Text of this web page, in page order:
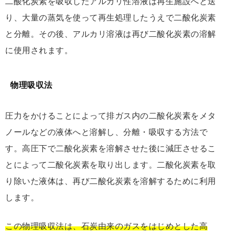
り、大量の蒸気を使って再生処理したうえで二酸化炭素
と分離。その後、アルカリ溶液は再び二酸化炭素の溶解
に使用されます。
物理吸収法
圧力をかけることによって排ガス内の二酸化炭素をメタ
ノールなどの液体へと溶解し、分離・吸収する方法で
す。高圧下で二酸化炭素を溶解させた後に減圧させるこ
とによって二酸化炭素を取り出します。二酸化炭素を取
り除いた液体は、再び二酸化炭素を溶解するために利用
します。
この物理吸収法は、石炭由来のガスをはじめとした高